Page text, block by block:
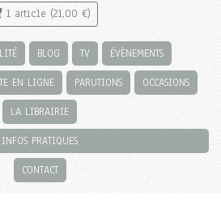
1 article (21,00 €)
BLOG TV ÉVÈNEMENTS
EN LIGNE PARUTIONS OCCASIONS
LA LIBRAIRIE
INFOS PRATIQUES
CONTACT